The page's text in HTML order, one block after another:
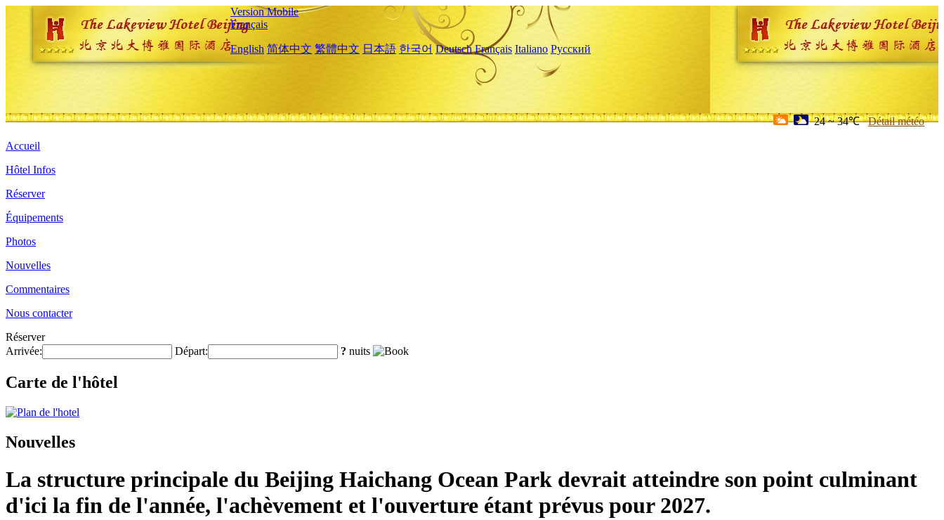
Version Mobile
Français
English 简体中文 繁體中文 日本語 한국어 Deutsch Français Italiano Русский
24 ~ 34℃ Détail météo
Accueil
Hôtel Infos
Réserver
Équipements
Photos
Nouvelles
Commentaires
Nous contacter
Réserver
Arrivée:
Départ: ? nuits
Carte de l'hôtel
Nouvelles
La structure principale du Beijing Haichang Ocean Park devrait atteindre son point culminant
d'ici la fin de l'année, l'achèvement et l'ouverture étant prévus pour 2027.